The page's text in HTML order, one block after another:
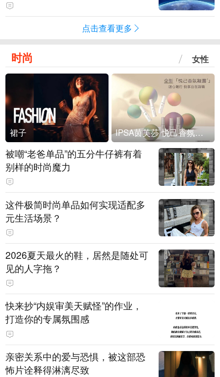
点击查看更多
时尚 女性
裙子 IPSA茵芙莎 悦己香氛凝露上市
被嘲“老爸单品”的五分牛仔裤有着
别样的时尚魔力
这件极简时尚单品如何实现适配多
元生活场景？
2026夏天最火的鞋，居然是随处可
见的人字拖？
快来抄“内娱审美天赋怪”的作业，
打造你的专属氛围感
亲密关系中的爱与恐惧，被这部恐
怖片诠释得淋漓尽致